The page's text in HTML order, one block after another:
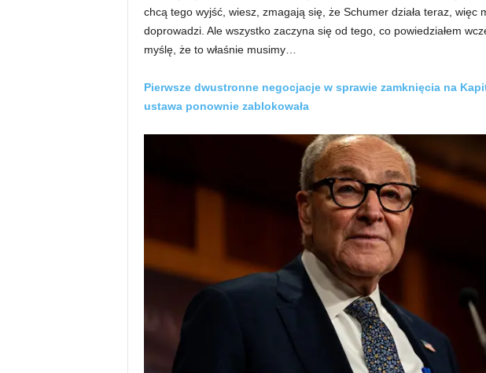
chcą tego wyjść, wiesz, zmagają się, że Schumer działa teraz, więc
doprowadzi. Ale wszystko zaczyna się od tego, co powiedziałem
myślę, że to właśnie musimy…
Pierwsze dwustronne negocjacje w sprawie zamknięcia na
ustawa ponownie zablokowała